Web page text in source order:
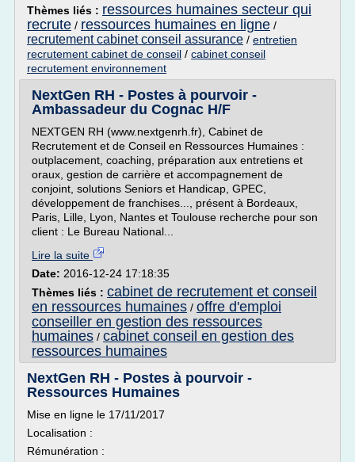
Thèmes liés : ressources humaines secteur qui
recrute / ressources humaines en ligne /
recrutement cabinet conseil assurance / entretien
recrutement cabinet de conseil / cabinet conseil
recrutement environnement
NextGen RH - Postes à pourvoir -
Ambassadeur du Cognac H/F
NEXTGEN RH (www.nextgenrh.fr), Cabinet de
Recrutement et de Conseil en Ressources Humaines :
outplacement, coaching, préparation aux entretiens et
oraux, gestion de carrière et accompagnement de
conjoint, solutions Seniors et Handicap, GPEC,
développement de franchises..., présent à Bordeaux,
Paris, Lille, Lyon, Nantes et Toulouse recherche pour son
client : Le Bureau National...
Lire la suite
Date: 2016-12-24 17:18:35
Thèmes liés : cabinet de recrutement et conseil
en ressources humaines / offre d'emploi
conseiller en gestion des ressources
humaines / cabinet conseil en gestion des
ressources humaines
NextGen RH - Postes à pourvoir -
Ressources Humaines
Mise en ligne le 17/11/2017
Localisation :
Rémunération :